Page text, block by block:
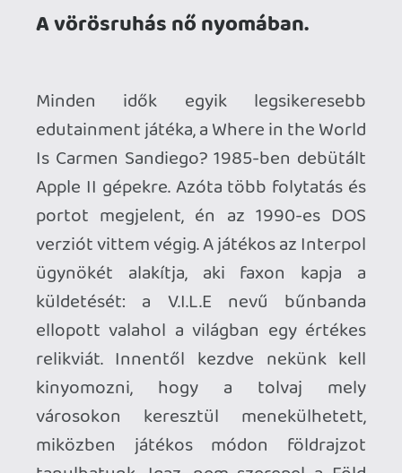
küldetését: a V.I.L.E nevű bűnbanda
ellopott valahol a világban egy értékes
városokon keresztül menekülhetett,
miközben játékos módon földrajzot
tanulhatunk. Igaz, nem szerepel a Föld
minden országa a játékban, csupán kb.
harminc kiválasztott város, ráadásul ma
már egyes adatok elavultak, pl. itt még
létezik a Szovjetunió. Viszont köztük van
Budapest is, ahol a Halászbástyát
mellékelték illusztrációnak.